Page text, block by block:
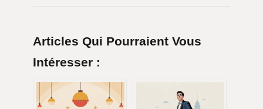
Articles Qui Pourraient Vous
Intéresser :